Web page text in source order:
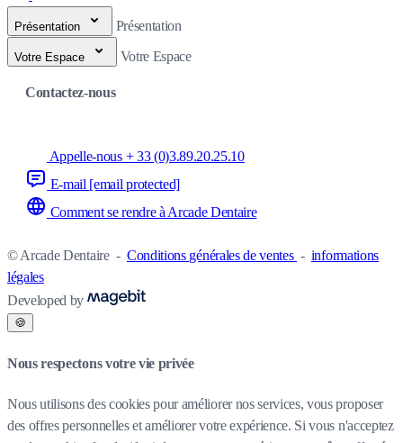
Présentation Présentation
Votre Espace Votre Espace
Contactez-nous
Appelle-nous + 33 (0)3.89.20.25.10
E-mail [email protected]
Comment se rendre à Arcade Dentaire
© Arcade Dentaire - Conditions générales de ventes - informations
légales
Developed by
🍪
Nous respectons votre vie privée
Nous utilisons des cookies pour améliorer nos services, vous proposer
des offres personnelles et améliorer votre expérience. Si vous n'acceptez